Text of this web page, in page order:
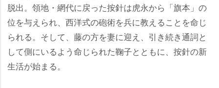
脱出。領地・網代に戻った按針は虎永から「旗本」の
位を与えられ、西洋式の砲術を兵に教えることを命じ
られる。そして、藤の方を妻に迎え、引き続き通詞と
して側にいるよう命じられた鞠子とともに、按針の新
生活が始まる。